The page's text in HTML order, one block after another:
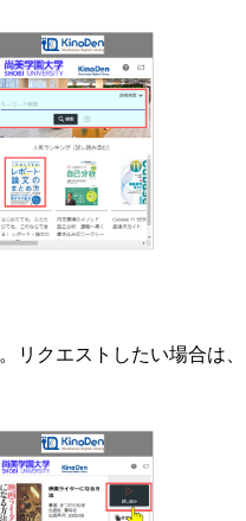
。リクエストしたい場合は、